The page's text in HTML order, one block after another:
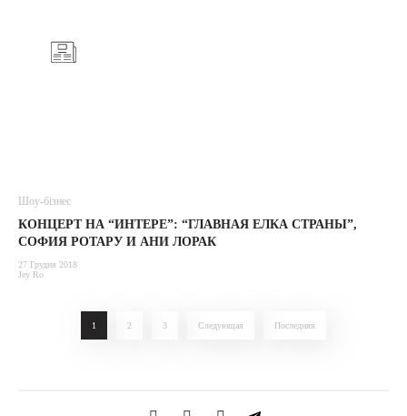
Шоу-бізнес
КОНЦЕРТ НА “ИНТЕРЕ”: “ГЛАВНАЯ ЕЛКА СТРАНЫ”,
СОФИЯ РОТАРУ И АНИ ЛОРАК
27 Грудня 2018
Jey Ro
1 2 3 Следующая Последняя